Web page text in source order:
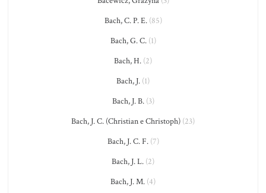
Bach, C. P. E.(85)
Bach, G. C.(1)
Bach, H. (2)
Bach, J. (1)
Bach, J. B.(3)
Bach, J. C. (Christian e Christoph) (23)
Bach, J. C. F.(7)
Bach, J. L. (2)
Bach, J. M. (4)